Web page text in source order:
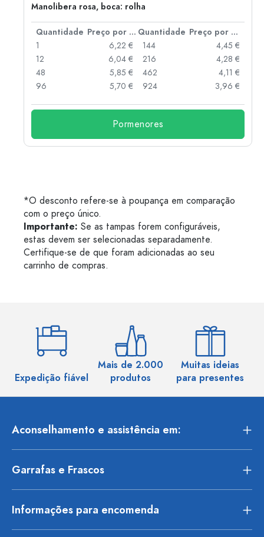
Manolibera rosa, boca: rolha
Quantidade Preço por peça Quantidade
Preço por peça
1
6,22 €
12
6,04 €
48
5,85 €
96
5,70 €
144
4,45 €
216
4,28 €
462
4,11 €
924
3,96 €
Pormenores
*O desconto refere-se à poupança em comparação
com o preço único.
Importante: Se as tampas forem configuráveis,
estas devem ser selecionadas separadamente.
Certifique-se de que foram adicionadas ao seu
carrinho de compras.
Expedição fiável
Mais de 2.000
produtos
Muitas ideias
para presentes
Aconselhamento e assistência em:
Garrafas e Frascos
Informações para encomenda